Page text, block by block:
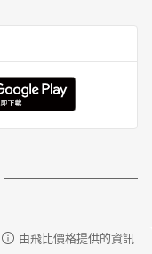
由飛比價格提供的資訊